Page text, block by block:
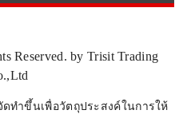
Reserved. by Trisit Trading
ทำขึ้นเพื่อวัตถุประสงค์ในการให้